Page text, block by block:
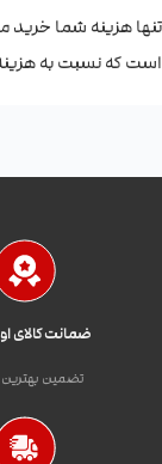
است که نسبت به هزینه
ضمانت کالای
تضمین